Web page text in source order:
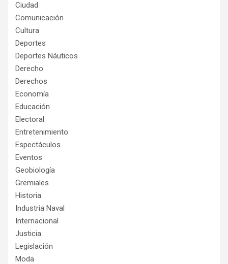
Ciudad
Comunicación
Cultura
Deportes
Deportes Náuticos
Derecho
Derechos
Economía
Educación
Electoral
Entretenimiento
Espectáculos
Eventos
Geobiología
Gremiales
Historia
Industria Naval
Internacional
Justicia
Legislación
Moda